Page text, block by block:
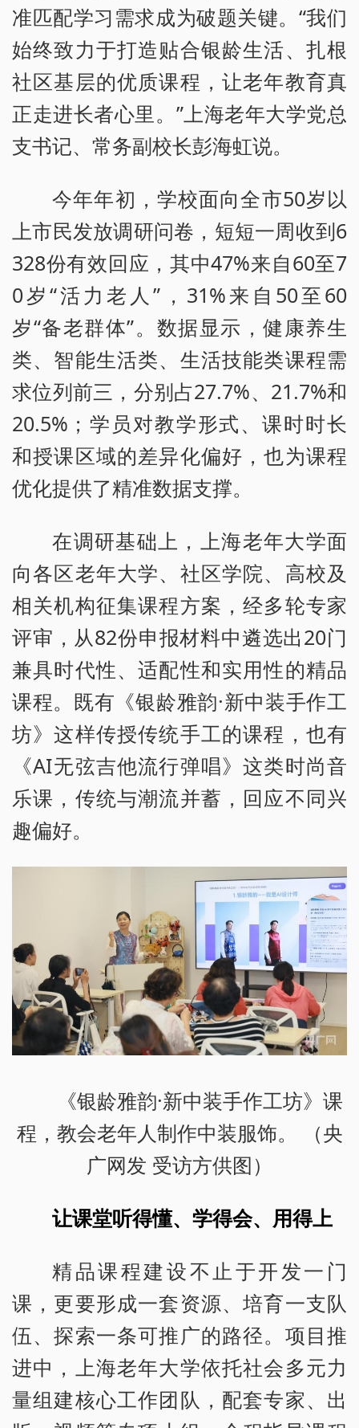
准匹配学习需求成为破题关键。“我们
始终致力于打造贴合银龄生活、扎根
社区基层的优质课程，让老年教育真
正走进长者心里。”上海老年大学党总
支书记、常务副校长彭海虹说。
今年年初，学校面向全市50岁以
上市民发放调研问卷，短短一周收到6
328份有效回应，其中47%来自60至7
0岁“活力老人”，31%来自50至60
岁“备老群体”。数据显示，健康养生
类、智能生活类、生活技能类课程需
求位列前三，分别占27.7%、21.7%和
20.5%；学员对教学形式、课时时长
和授课区域的差异化偏好，也为课程
优化提供了精准数据支撑。
在调研基础上，上海老年大学面
向各区老年大学、社区学院、高校及
相关机构征集课程方案，经多轮专家
评审，从82份申报材料中遴选出20门
兼具时代性、适配性和实用性的精品
课程。既有《银龄雅韵·新中装手作工
坊》这样传授传统手工的课程，也有
《AI无弦吉他流行弹唱》这类时尚音
乐课，传统与潮流并蓄，回应不同兴
趣偏好。
《银龄雅韵·新中装手作工坊》课
程，教会老年人制作中装服饰。 （央
广网发 受访方供图）
让课堂听得懂、学得会、用得上
精品课程建设不止于开发一门
课，更要形成一套资源、培育一支队
伍、探索一条可推广的路径。项目推
进中，上海老年大学依托社会多元力
量组建核心工作团队，配套专家、出